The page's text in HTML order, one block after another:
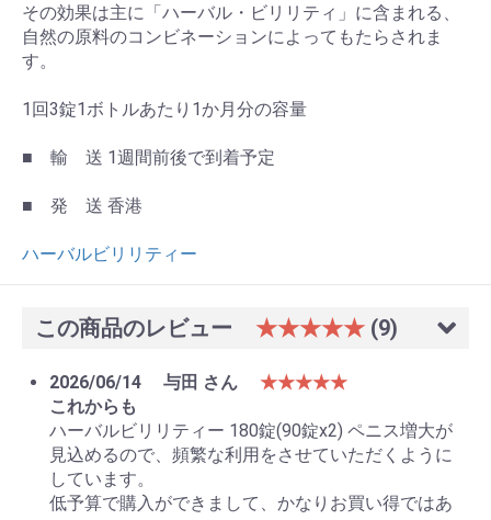
その効果は主に「ハーバル・ビリリティ」に含まれる、
自然の原料のコンビネーションによってもたらされま
す。
1回3錠1ボトルあたり1か月分の容量
■ 輸 送 1週間前後で到着予定
■ 発 送 香港
ハーバルビリリティー
この商品のレビュー ★★★★★ (9)
2026/06/14 与田 さん
★★★★★
これからも
ハーバルビリリティー 180錠(90錠x2) ペニス増大が
見込めるので、頻繁な利用をさせていただくように
しています。
低予算で購入ができまして、かなりお買い得ではあ